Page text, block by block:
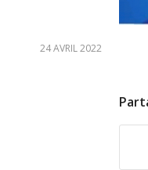
24 AVRIL 2022